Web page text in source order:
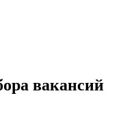
вакансий